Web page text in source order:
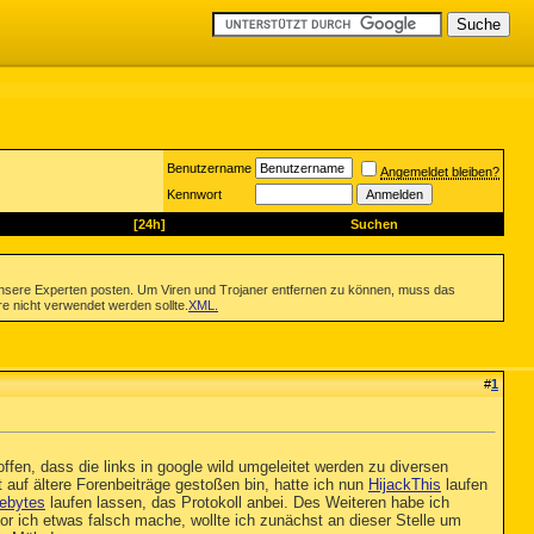
Benutzername
Angemeldet bleiben?
Kennwort
[24h] Suchen
Experten posten. Um Viren und Trojaner entfernen zu können, muss das
nicht verwendet werden sollte. XML
#1
dass die links in google wild umgeleitet werden zu diversen
ältere Forenbeiträge gestoßen bin, hatte ich nun HijackThis laufen
laufen lassen, das Protokoll anbei. Des Weiteren habe ich
ich etwas falsch mache, wollte ich zunächst an dieser Stelle um